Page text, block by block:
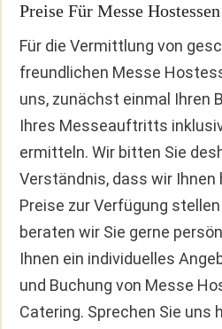
Preise Für Messe
Für die Vermittlung von
freundlichen Messe
uns, zunächst einmal Ihren
Ihres Messeauftritts
ermitteln. Wir bitten Sie
Verständnis, dass wir Ihnen
Preise zur Verfügung
beraten wir Sie gerne
Ihnen ein individuelles
und Buchung von Messe
Catering. Sprechen Sie uns